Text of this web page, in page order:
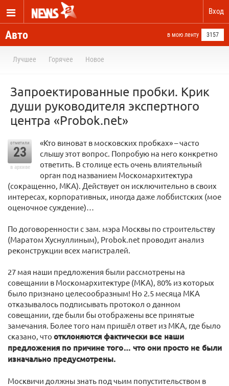
Вход
Авто в мою ленту 3157
Лучшее Горячее Новое
Запроектированные пробки. Крик
души руководителя экспертного
центра «Probok.net»
отметили
23
в архиве
«Кто виноват в московских пробках» – часто
слышу этот вопрос. Попробую на него конкретно
ответить. В столице есть очень влиятельный
орган под названием Москомархитектура
(сокращенно, МКА). Действует он исключительно в своих
интересах, корпоративных, иногда даже лоббистских (мое
оценочное суждение)…
По договоренности с зам. мэра Москвы по строительству
(Маратом Хуснуллиным), Probok.net проводит анализ
реконструкции всех магистралей.
27 мая наши предложения были рассмотрены на
совещании в Москомархитектуре (МКА), 80% из которых
было признано целесообразным! Но 2.5 месяца МКА
отказывалось подписывать протокол о данном
совещании, где были бы отображены все принятые
замечания. Более того нам пришёл ответ из МКА, где было
сказано, что отклоняются фактически все наши
предложения по причине того… что они просто не были
изначально предусмотрены.
Москвичи должны знать под чьим попустительством в